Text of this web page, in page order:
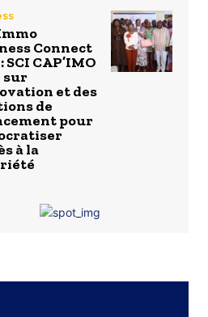
Connect
SCI CAP’IMO
sur
et des
de
pour
à la